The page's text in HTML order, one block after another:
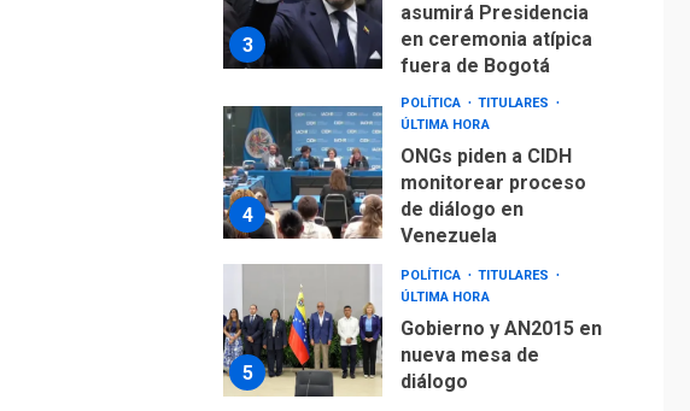
3
asumirá Presidencia
en ceremonia atípica
fuera de Bogotá
4
POLÍTICA
TITULARES
ÚLTIMA HORA
ONGs piden a CIDH
monitorear proceso
de diálogo en
Venezuela
5
POLÍTICA
TITULARES
ÚLTIMA HORA
Gobierno y AN2015 en
nueva mesa de
diálogo